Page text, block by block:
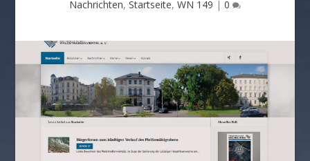
Nachrichten, Startseite, WN 149 | 0